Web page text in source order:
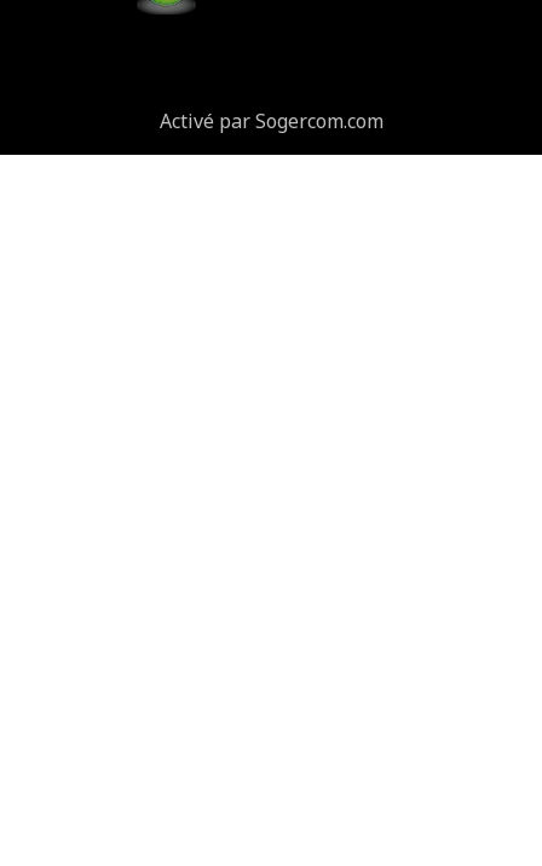
Activé par Sogercom.com